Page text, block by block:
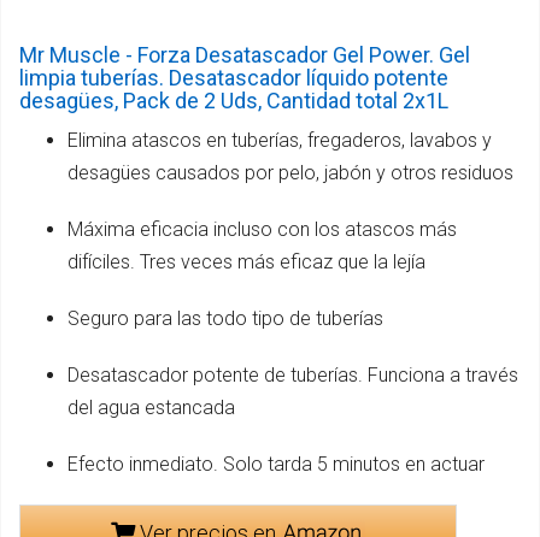
Mr Muscle - Forza Desatascador Gel Power. Gel
limpia tuberías. Desatascador líquido potente
desagües, Pack de 2 Uds, Cantidad total 2x1L
Elimina atascos en tuberías, fregaderos, lavabos y
desagües causados por pelo, jabón y otros residuos
Máxima eficacia incluso con los atascos más
difíciles. Tres veces más eficaz que la lejía
Seguro para las todo tipo de tuberías
Desatascador potente de tuberías. Funciona a través
del agua estancada
Efecto inmediato. Solo tarda 5 minutos en actuar